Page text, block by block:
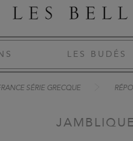
LES BUDÉS
SÉRIE GRECQUE
JAMBLIQUE